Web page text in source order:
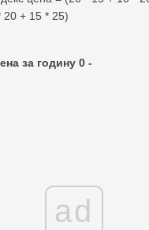
20 + 15 * 25)
за годину 0 -
ad